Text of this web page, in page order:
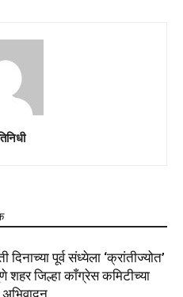
पूर्व संध्येला ‘क्रांतीज्योत’
शहर जिल्हा काँग्रेस कमिटीच्या
अभिवादन